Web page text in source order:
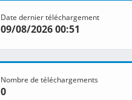
Date dernier téléchargement
09/08/2026 00:51
Nombre de téléchargements
0